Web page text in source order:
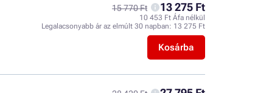
15 770 Ft 13 275 Ft
10 453 Ft Áfa nélkül
Legalacsonyabb ár az elmúlt 30 napban: 13 275 Ft
Kosárba